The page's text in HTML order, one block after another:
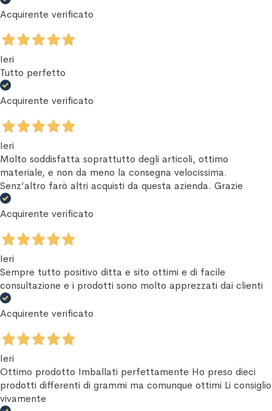
Acquirente verificato
Ieri
Tutto perfetto
Acquirente verificato
Ieri
Molto soddisfatta soprattutto degli articoli, ottimo
materiale, e non da meno la consegna velocissima.
Senz’altro farò altri acquisti da questa azienda. Grazie
Acquirente verificato
Ieri
Sempre tutto positivo ditta e sito ottimi e di facile
consultazione e i prodotti sono molto apprezzati dai clienti
Acquirente verificato
Ieri
Ottimo prodotto Imballati perfettamente Ho preso dieci
prodotti differenti di grammi ma comunque ottimi Li consiglio
vivamente